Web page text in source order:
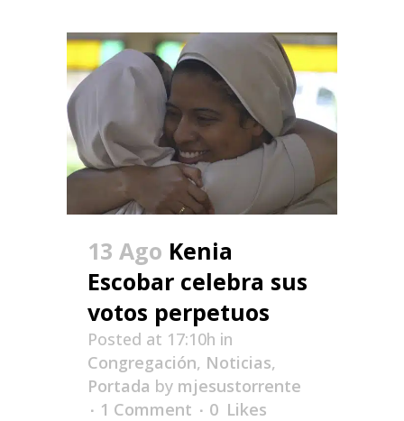
13 Ago Kenia
Escobar celebra sus
votos perpetuos
Posted at 17:10h in
Congregación, Noticias,
Portada by mjesustorrente
1 Comment
0 Likes